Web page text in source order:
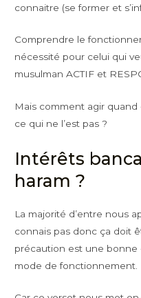
connaitre (se former et
Comprendre le
nécessité pour celui qui
musulman ACTIF et
Mais comment agir
ce qui ne l’est pas ?
Intérêts
haram ?
La majorité d’entre nous
connais pas donc ça doit
précaution est une bonne
mode de fonctionnement.